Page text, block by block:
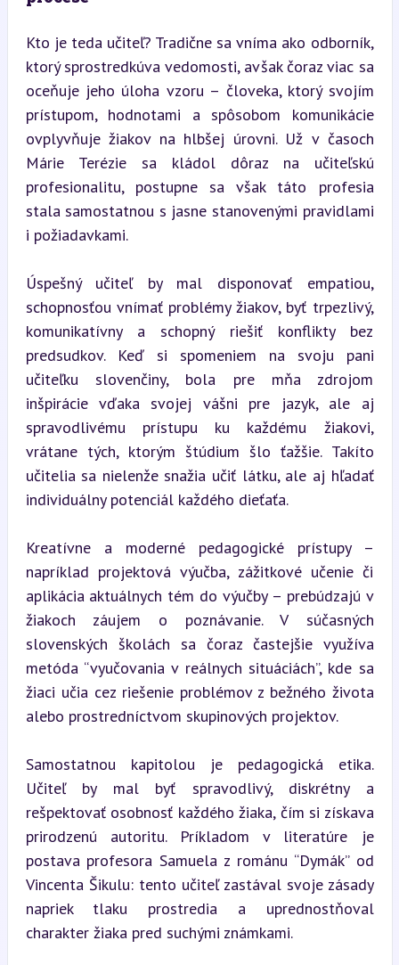
Kto je teda učiteľ? Tradične sa vníma ako odborník,
ktorý sprostredkúva vedomosti, avšak čoraz viac sa
oceňuje jeho úloha vzoru – človeka, ktorý svojím
prístupom, hodnotami a spôsobom komunikácie
ovplyvňuje žiakov na hlbšej úrovni. Už v časoch
Márie Terézie sa kládol dôraz na učiteľskú
profesionalitu, postupne sa však táto profesia
stala samostatnou s jasne stanovenými pravidlami
i požiadavkami.
Úspešný učiteľ by mal disponovať empatiou,
schopnosťou vnímať problémy žiakov, byť trpezlivý,
komunikatívny a schopný riešiť konflikty bez
predsudkov. Keď si spomeniem na svoju pani
učiteľku slovenčiny, bola pre mňa zdrojom
inšpirácie vďaka svojej vášni pre jazyk, ale aj
spravodlivému prístupu ku každému žiakovi,
vrátane tých, ktorým štúdium šlo ťažšie. Takíto
učitelia sa nielenže snažia učiť látku, ale aj hľadať
individuálny potenciál každého dieťaťa.
Kreatívne a moderné pedagogické prístupy –
napríklad projektová výučba, zážitkové učenie či
aplikácia aktuálnych tém do výučby – prebúdzajú v
žiakoch záujem o poznávanie. V súčasných
slovenských školách sa čoraz častejšie využíva
metóda “vyučovania v reálnych situáciách”, kde sa
žiaci učia cez riešenie problémov z bežného života
alebo prostredníctvom skupinových projektov.
Samostatnou kapitolou je pedagogická etika.
Učiteľ by mal byť spravodlivý, diskrétny a
rešpektovať osobnosť každého žiaka, čím si získava
prirodzenú autoritu. Príkladom v literatúre je
postava profesora Samuela z románu “Dymák” od
Vincenta Šikulu: tento učiteľ zastával svoje zásady
napriek tlaku prostredia a uprednostňoval
charakter žiaka pred suchými známkami.